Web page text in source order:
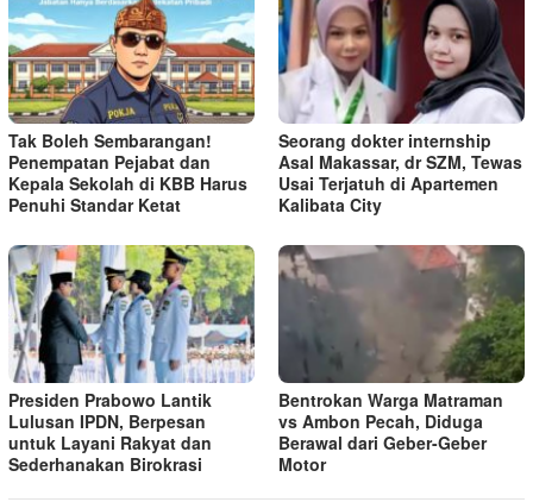
Tak Boleh Sembarangan!
Penempatan Pejabat dan
Kepala Sekolah di KBB Harus
Penuhi Standar Ketat ​
Seorang dokter internship
Asal Makassar, dr SZM, Tewas
Usai Terjatuh di Apartemen
Kalibata City
Presiden Prabowo Lantik
Lulusan IPDN, Berpesan
untuk Layani Rakyat dan
Sederhanakan Birokrasi
Bentrokan Warga Matraman
vs Ambon Pecah, Diduga
Berawal dari Geber-Geber
Motor